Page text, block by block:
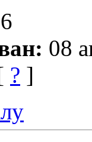
08
? ]